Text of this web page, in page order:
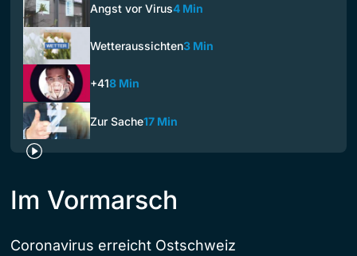
Angst vor Virus4 Min
Wetteraussichten3 Min
+418 Min
Zur Sache17 Min
Im Vormarsch
Coronavirus erreicht Ostschweiz